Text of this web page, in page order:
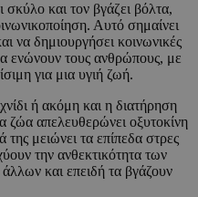
σκύλο και τον βγάζει βόλτα,
Αυτό σημαίνει
να δημιουργήσει κοινωνικές
ενώνουν τους ανθρώπους, με
για μια υγιή ζωή.
ή ακόμη και η διατήρηση
ζώα απελευθερώνει οξυτοκίνη
μειώνει τα επίπεδα στρες
την ανθεκτικότητα των
και επειδή τα βγάζουν